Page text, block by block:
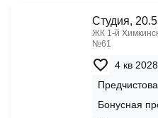
Cтудия,
ЖК 1‑й
№61
4 кв 2028
Бонусная